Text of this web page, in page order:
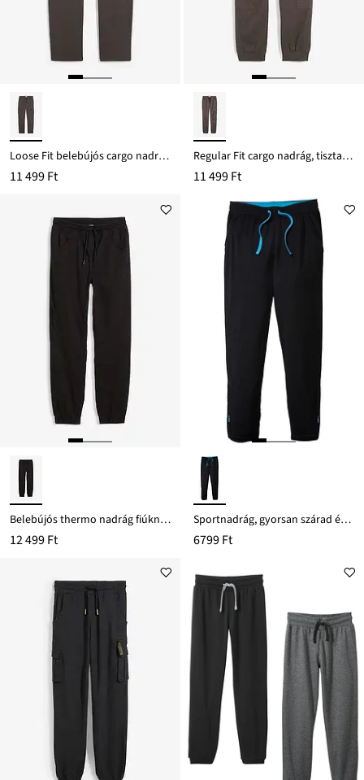
Loose Fit belebújós cargo nadrág tiszta pamutból, Straight
11 499 Ft
Regular Fit cargo nadrág, tiszta pamutból
11 499 Ft
Belebújós thermo nadrág fiúknak, Regular Fit
12 499 Ft
Sportnadrág, gyorsan szárad és lélegző
6799 Ft